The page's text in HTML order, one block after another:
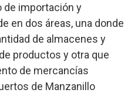
de importación y
en dos áreas, una donde
de almacenes y
productos y otra que
de mercancías
de Manzanillo